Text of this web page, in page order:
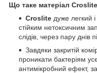
Що таке матеріал
Croslite дуже легкий
стійким нетоксичним
слідів, через пару днів
Завдяки закритій
проникати бактеріям
антимікробний ефект,